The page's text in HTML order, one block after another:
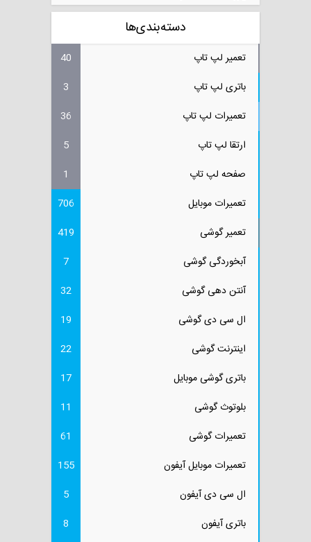
دسته‌بندی‌ها
تعمیر لپ تاپ
40
باتری لپ تاپ
3
تعمیرات لپ تاپ
36
ارتقا لپ تاپ
5
صفحه لپ تاپ
1
تعمیرات موبایل
706
تعمیر گوشی
419
آبخوردگی گوشی
7
آنتن دهی گوشی
32
ال سی دی گوشی
19
اینترنت گوشی
22
باتری گوشی موبایل
17
بلوتوث گوشی
11
تعمیرات گوشی
61
تعمیرات موبایل آیفون
155
ال سی دی آیفون
5
باتری آیفون
8